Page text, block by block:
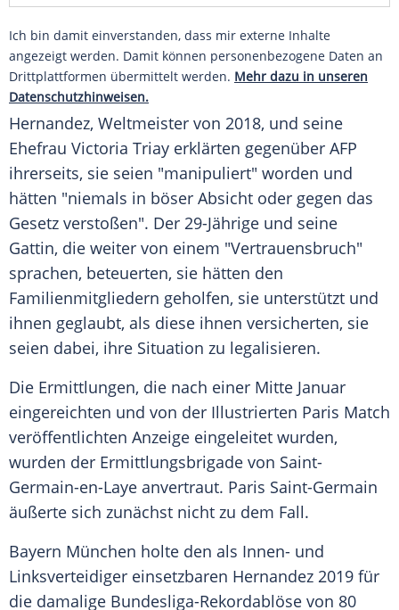
Ich bin damit einverstanden, dass mir externe Inhalte
angezeigt werden. Damit können personenbezogene Daten an
Drittplattformen übermittelt werden. Mehr dazu in unseren
Datenschutzhinweisen.
Hernandez, Weltmeister von 2018, und seine
Ehefrau Victoria Triay erklärten gegenüber AFP
ihrerseits, sie seien "manipuliert" worden und
hätten "niemals in böser Absicht oder gegen das
Gesetz verstoßen". Der 29-Jährige und seine
Gattin, die weiter von einem "Vertrauensbruch"
sprachen, beteuerten, sie hätten den
Familienmitgliedern geholfen, sie unterstützt und
ihnen geglaubt, als diese ihnen versicherten, sie
seien dabei, ihre Situation zu legalisieren.
Die Ermittlungen, die nach einer Mitte Januar
eingereichten und von der Illustrierten Paris Match
veröffentlichten Anzeige eingeleitet wurden,
wurden der Ermittlungsbrigade von Saint-
Germain-en-Laye anvertraut. Paris Saint-Germain
äußerte sich zunächst nicht zu dem Fall.
Bayern München holte den als Innen- und
Linksverteidiger einsetzbaren Hernandez 2019 für
die damalige Bundesliga-Rekordablöse von 80